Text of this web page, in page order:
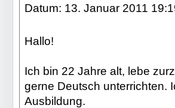
Datum: 13. Januar 2011
Hallo!
Ich bin 22 Jahre alt, lebe
gerne Deutsch unterrichten.
Ausbildung.